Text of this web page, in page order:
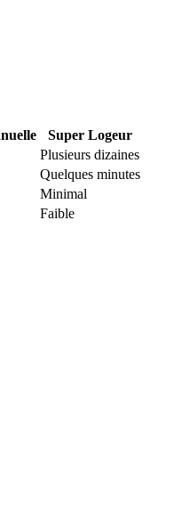
Super Logeur
Plusieurs dizaines
Quelques minutes
Minimal
Faible